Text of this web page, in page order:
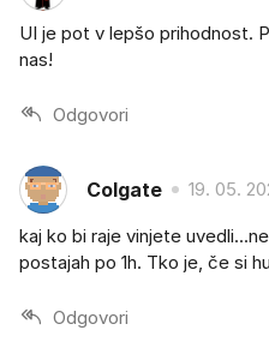
UI je pot v lepšo prihodnost.
nas!
Odgovori
Colgate 19. 05.
kaj ko bi raje vinjete
postajah po 1h. Tko je, če si
Odgovori